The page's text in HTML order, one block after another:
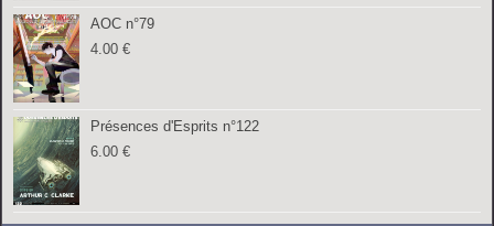
AOC n°79
4.00€
Présences d'Esprits n°122
6.00€